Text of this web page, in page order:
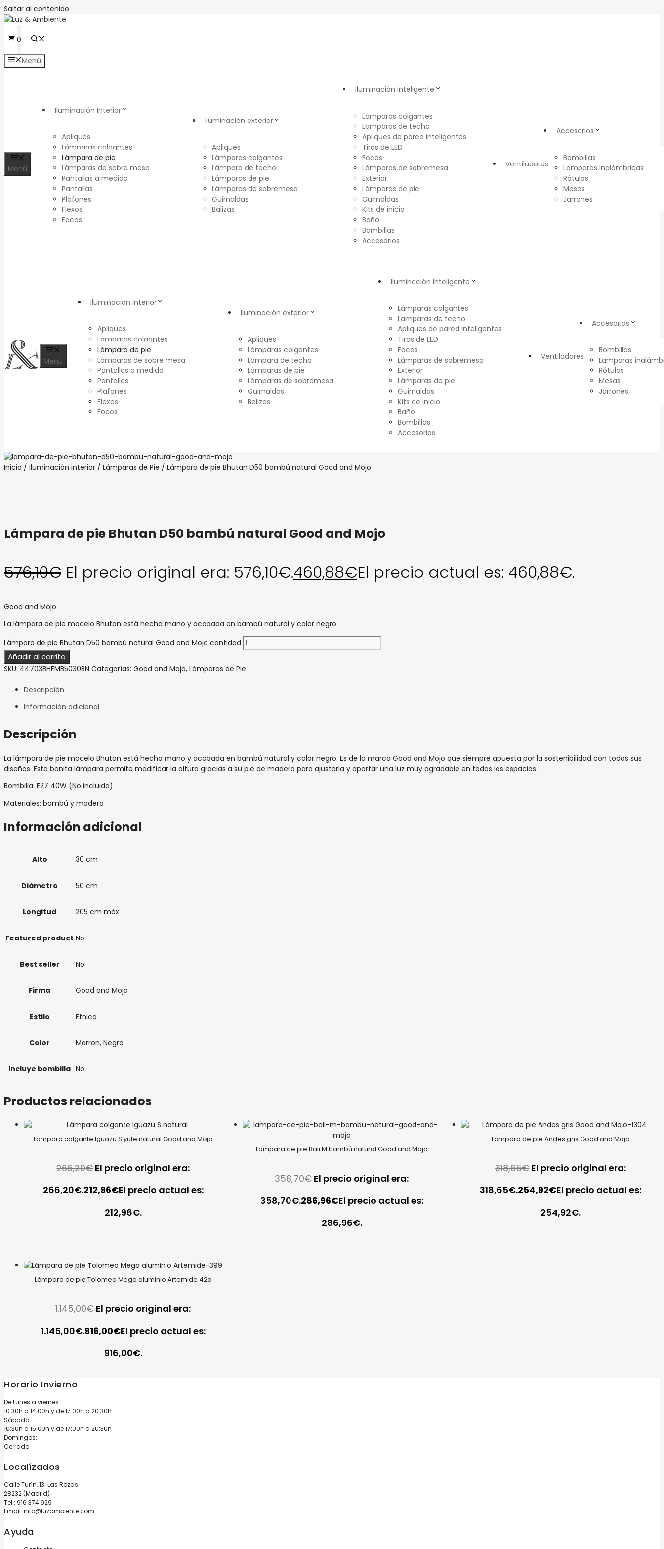
Saltar al contenido
0
Menú
Menú
Iluminación Interior
Apliques
Lámparas colgantes
Lámpara de pie
Lámparas de sobre mesa
Pantallas a medida
Pantallas
Plafones
Flexos
Focos
Iluminación exterior
Apliques
Lámparas colgantes
Lámpara de techo
Lámparas de pie
Lámparas de sobremesa
Guirnaldas
Balizas
Iluminación Inteligente
Lámparas colgantes
Lamparas de techo
Apliques de pared inteligentes
Tiras de LED
Focos
Lámparas de sobremesa
Exterior
Lámparas de pie
Guirnaldas
Kits de inicio
Baño
Bombillas
Accesorios
Ventiladores
Accesorios
Bombillas
Lamparas inalámbricas
Rótulos
Mesas
Jarrones
Menú
Iluminación Interior
Apliques
Lámparas colgantes
Lámpara de pie
Lámparas de sobre mesa
Pantallas a medida
Pantallas
Plafones
Flexos
Focos
Iluminación exterior
Apliques
Lámparas colgantes
Lámpara de techo
Lámparas de pie
Lámparas de sobremesa
Guirnaldas
Balizas
Iluminación Inteligente
Lámparas colgantes
Lamparas de techo
Apliques de pared inteligentes
Tiras de LED
Focos
Lámparas de sobremesa
Exterior
Lámparas de pie
Guirnaldas
Kits de inicio
Baño
Bombillas
Accesorios
Ventiladores
Accesorios
Bombillas
Lamparas
Rótulos
Mesas
Jarrones
Inicio / Iluminación interior / Lámparas de Pie / Lámpara de pie Bhutan D50 bambú natural Good and Mojo
Lámpara de pie Bhutan D50 bambú natural Good and Mojo
576,10€ El precio original era: 576,10€.460,88€El precio actual es: 460,88€.
Good and Mojo
La lámpara de pie modelo Bhutan está hecha mano y acabada en bambú natural y color negro
Lámpara de pie Bhutan D50 bambú natural Good and Mojo cantidad
Añadir al carrito
SKU: 44703BHFMB5030BN Categorías: Good and Mojo, Lámparas de Pie
Descripción
Información adicional
Descripción
La lámpara de pie modelo Bhutan está hecha mano y acabada en bambú natural y color negro. Es de la marca Good and Mojo que siempre apuesta por la sostenibilidad con todos sus
diseños. Esta bonita lámpara permite modificar la altura gracias a su pie de madera para ajustarla y aportar una luz muy agradable en todos los espacios.
Bombilla: E27 40W (No incluida)
Materiales: bambú y madera
Información adicional
Alto 30 cm
Diámetro 50 cm
Longitud 205 cm máx
Featured product No
Best seller No
Firma Good and Mojo
Estilo Etnico
Color Marron, Negro
Incluye bombilla No
Productos relacionados
Lámpara colgante Iguazu S yute natural Good and Mojo
266,20€El precio original era:
266,20€.212,96€El precio actual es:
212,96€.
Lámpara de pie Bali M bambú natural Good and Mojo
358,70€El precio original era:
358,70€.286,96€El precio actual es:
286,96€.
Lámpara de pie Andes gris Good and Mojo
318,65€ El precio original era:
318,65€.254,92€El precio actual es:
254,92€.
Lámpara de pie Tolomeo Mega aluminio Artemide 42ø
1.145,00€El precio original era:
1.145,00€.916,00€El precio actual es:
916,00€.
Horario Invierno
De Lunes a viernes
10:30h a 14:00h y de 17:00h a 20:30h
Sábado:
10:30h a 15:00h y de 17:00h a 20:30h
Domingos:
Cerrado
Localízados
Calle Turín, 13. Las Rozas.
28232 (Madrid)
Tel.: 916 374 929
Email: info@luzambiente.com
Ayuda